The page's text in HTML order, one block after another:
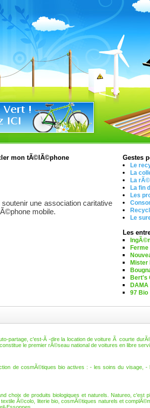
mon tÃ©lÃ©phone
une association caritative
mobile.
Gestes
Le
La
La
La fin
Les
Le
Les
Mister
Bert's
DAMA
97 Bio
partage, c'est-Ã -dire la location de voiture Ã courte
le premier rÃ©seau national de voitures en libre
de cosmÃ©tiques bio actives : - les soins du visage,
choix de produits biologiques et naturels. Natureo, c'est
Ã©colo, literie bio, cosmÃ©tiques naturels et